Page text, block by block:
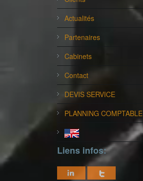
Actualités
Partenaires
Cabinets
Contact
DEVIS SERVICE
PLANNING COMPTABLE
Liens infos: